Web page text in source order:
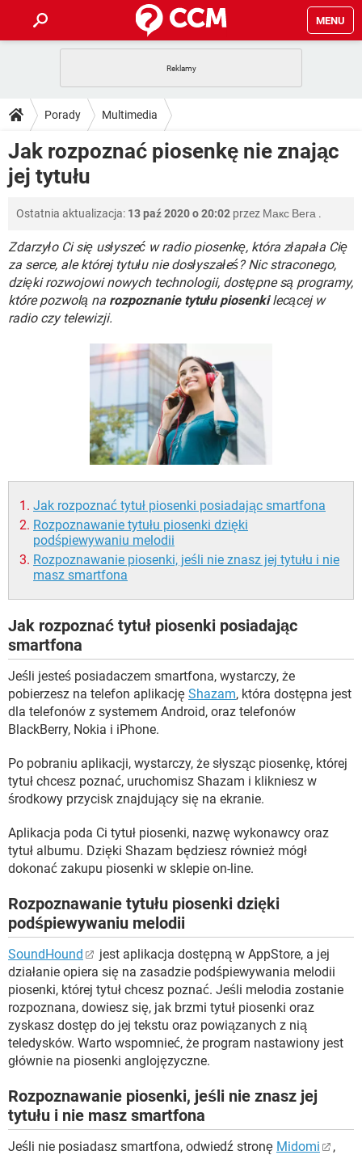
MENU
GRY
SPOTIFY NETFLIX
INSTAGRAM
PORADY
PlayStation
GRY WHATSAPP
SPOTIFY
INSTAGRAM FACEBOOK
WINDOWS 10
DO POBRANIA
ANDROID
INSTAGRAM FACEBOOK
WINDOWS 10
FORUM
COVID-19 TIKTOK
GRY WHATSAPP
SPOTIFY NETFLIX
INSTAGRAM FACEBOOK
WINDOWS 10
COVID-19 TIKTOK
GRY WHATSAPP
SPOTIFY
Porady Multimedia
Jak rozpoznać piosenkę nie znając
jej tytułu
Ostatnia aktualizacja: 13 paź 2020 o 20:02 przez Макс Вега .
Zdarzyło Ci się usłyszeć w radio piosenkę, która złapała Cię
za serce, ale której tytułu nie dosłyszałeś? Nic straconego,
dzięki rozwojowi nowych technologii, dostępne są programy,
które pozwolą na rozpoznanie tytułu piosenkilecącej w
radio czy telewizji.
Jak rozpoznać tytuł piosenki posiadając smartfona
Rozpoznawanie tytułu piosenki dzięki
podśpiewywaniu melodii
Rozpoznawanie piosenki, jeśli nie znasz jej tytułu i nie
masz smartfona
Jak rozpoznać tytuł piosenki posiadając
smartfona
Jeśli jesteś posiadaczem smartfona, wystarczy, że
pobierzesz na telefon aplikację Shazam, która dostępna jest
dla telefonów z systemem Android, oraz telefonów
BlackBerry, Nokia i iPhone.
Po pobraniu aplikacji, wystarczy, że słysząc piosenkę, której
tytuł chcesz poznać, uruchomisz Shazam i klikniesz w
środkowy przycisk znajdujący się na ekranie.
Aplikacja poda Ci tytuł piosenki, nazwę wykonawcy oraz
tytuł albumu. Dzięki Shazam będziesz również mógł
dokonać zakupu piosenki w sklepie on-line.
Rozpoznawanie tytułu piosenki dzięki
podśpiewywaniu melodii
SoundHound
jest aplikacja dostępną w AppStore, a jej
działanie opiera się na zasadzie podśpiewywania melodii
piosenki, której tytuł chcesz poznać. Jeśli melodia zostanie
rozpoznana, dowiesz się, jak brzmi tytuł piosenki oraz
zyskasz dostęp do jej tekstu oraz powiązanych z nią
teledysków. Warto wspomnieć, że program nastawiony jest
głównie na piosenki anglojęzyczne.
Rozpoznawanie piosenki, jeśli nie znasz jej
tytułu i nie masz smartfona
Jeśli nie posiadasz smartfona, odwiedź stronę Midomi
,